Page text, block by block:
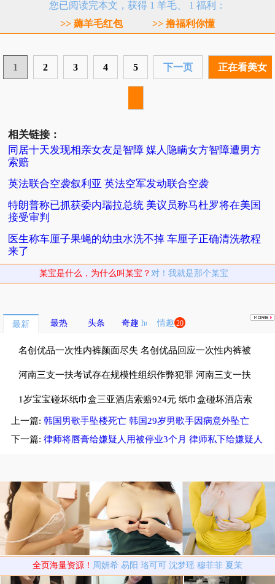
您已阅读完本文，获得 1 羊毛、 1 福利：
>> 薅羊毛红包
>> 撸福利你懂
1 2 3 4 5 下一页 正在看美女
相关链接：
同居十天发现相亲女友是智障 媒人隐瞒女方智障遭男方
索赔
英法联合空袭叙利亚 英法空军发动联合空袭
特朗普称已抓获委内瑞拉总统 美议员称马杜罗将在美国
接受审判
医生称车厘子果蝇的幼虫水洗不掉 车厘子正确清洗教程
来了
某宝是什么，为什么叫某宝？ 对！我就是那个某宝
最新 最热 头条 奇趣 情趣 20
名创优品一次性内裤颜面尽失 名创优品回应一次性内裤被
吐槽质量差
河南三支一扶考试存在规模性组织作弊犯罪 河南三支一扶
考试按人头给分数
1岁宝宝碰坏纸巾盒三亚酒店索赔924元 纸巾盒碰坏酒店索
赔924
上一篇: 韩国男歌手坠楼死亡 韩国29岁男歌手因病意外坠亡
下一篇: 律师将唇膏给嫌疑人用被停业3个月 律师私下给嫌疑人
全页海量资源！ 周妍希 易阳 珞可可 沈梦瑶 穆菲菲 夏茉